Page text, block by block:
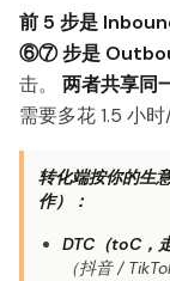
前 5 步是
⑥⑦ 步是
击。 两者共享同
需要多花 1.5 小时
转化端按你的生
作）：
DTC（toC，
（抖音 /